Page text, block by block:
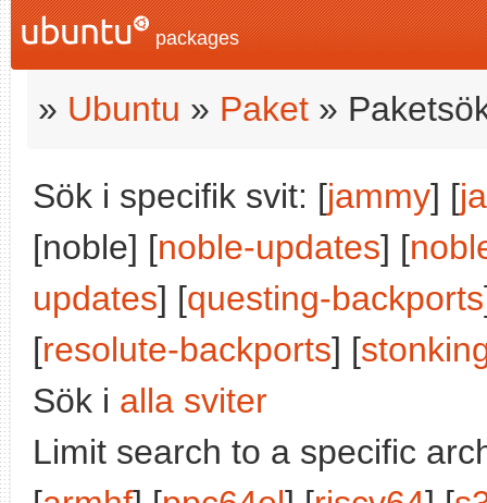
packages
» Ubuntu » Paket »
Sök i specifik svit: [jammy] [
[noble] [noble-updates] [
updates] [questing-backports
[resolute-backports] [
Sök i alla sviter
Limit search to a specific